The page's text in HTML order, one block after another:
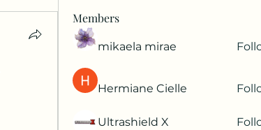
Members
mikaela mirae
Hermiane Cielle
Ultrashield X